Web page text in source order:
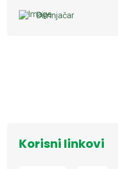
Dimnjačar
Korisni linkovi